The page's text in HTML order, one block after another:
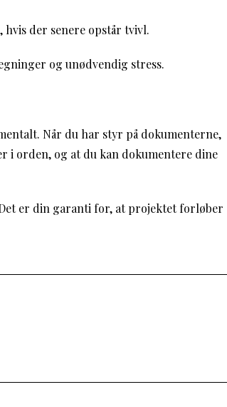
hvis der senere opstår tvivl.
og unødvendig stress.
Når du har styr på dokumenterne,
i orden, og at du kan dokumentere dine
er din garanti for, at projektet forløber